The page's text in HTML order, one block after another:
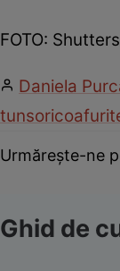
FOTO:
Daniela
tunsoricoafuri
Urmărește-ne
Ghid de